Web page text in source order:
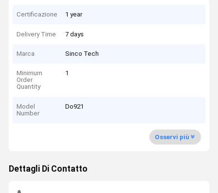
Certificazione 1 year
Delivery Time 7 days
Marca Sinco Tech
Minimum
Order
Quantity
1
Model
Number
Do921
Osservi più
Dettagli Di Contatto